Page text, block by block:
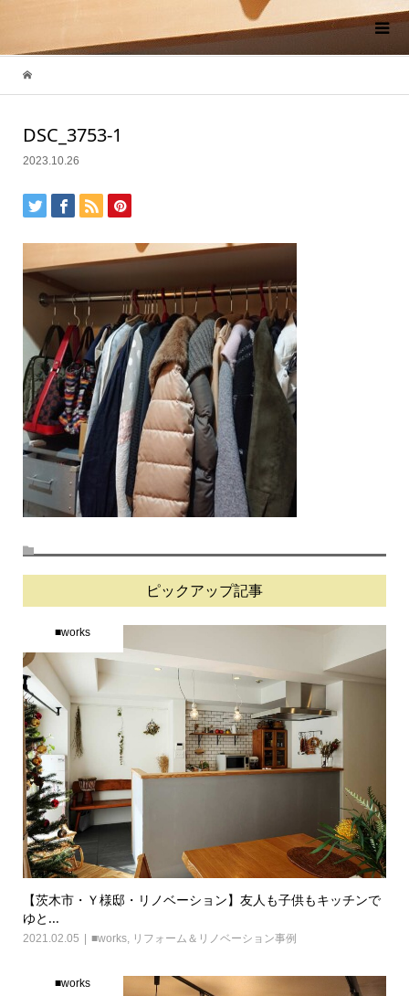
DSC_3753-1
2023.10.26
ピックアップ記事
■works
【茨木市・Ｙ様邸・リノベーション】友人も子供もキッチンで
ゆと...
2021.02.05 ■works, リフォーム＆リノベーション事例
■works